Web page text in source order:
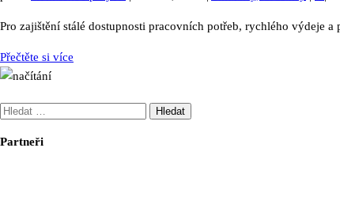
Pro zajištění stálé dostupnosti pracovních potřeb, rychlého výdeje
Přečtěte si více
Vyhledávání
Partneři